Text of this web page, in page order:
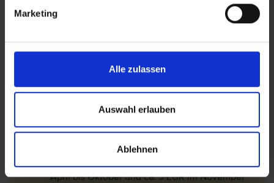
Marketing
Alle zulassen
Auswahl erlauben
Ablehnen
beträgt die Steuer pro Zimmer und pro Nacht
im November bis März.
Für 3 Sterne Hotels /Unterkünfte beträgt die
November bis März.
Für 4 Sterne Hotels /Unterkünfte beträgt die
Steuer pro Zimmer und pro Nacht ca. 10 EUR im
April bis Oktober und ca. 3 EUR im November